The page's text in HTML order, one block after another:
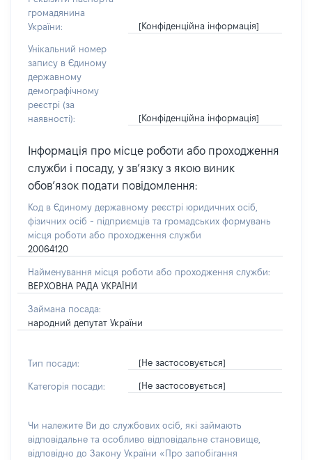
громадянина
України:
[Конфіденційна інформація]
Унікальний номер
запису в Єдиному
державному
демографічному
реєстрі (за
наявності):
[Конфіденційна інформація]
Інформація про місце роботи або проходження
служби і посаду, у зв’язку з якою виник
обов’язок подати повідомлення:
Код в Єдиному державному реєстрі юридичних осіб,
фізичних осіб - підприємців та громадських формувань
місця роботи або проходження служби
20064120
Найменування місця роботи або проходження служби:
ВЕРХОВНА РАДА УКРАЇНИ
Займана посада:
народний депутат України
Тип посади: [Не застосовується]
Категорія посади: [Не застосовується]
Чи належите Ви до службових осіб, які займають
відповідальне та особливо відповідальне становище,
відповідно до Закону України «Про запобігання